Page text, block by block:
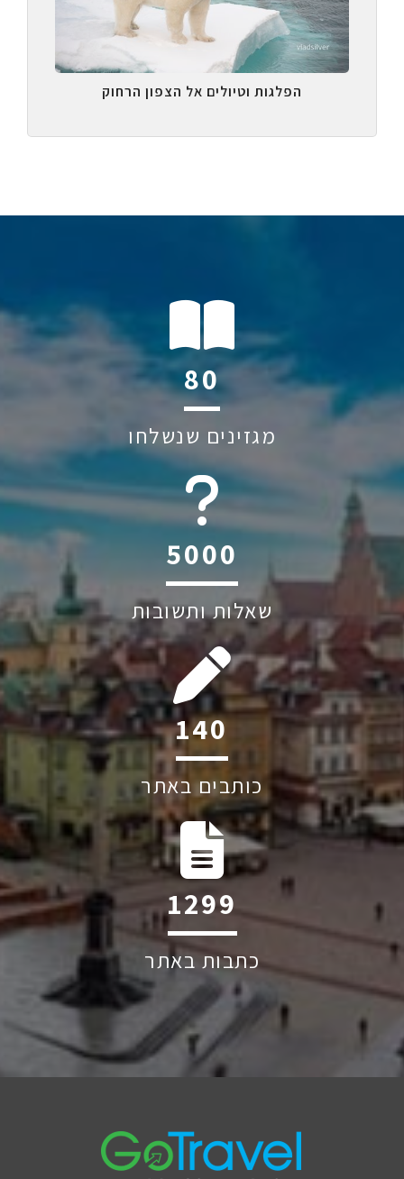
הפלגות וטיולים אל הצפון הרחוק
122
מגזינים שנשלחו
6045
שאלות ותשובות
214
כותבים באתר
1993
כתבות באתר